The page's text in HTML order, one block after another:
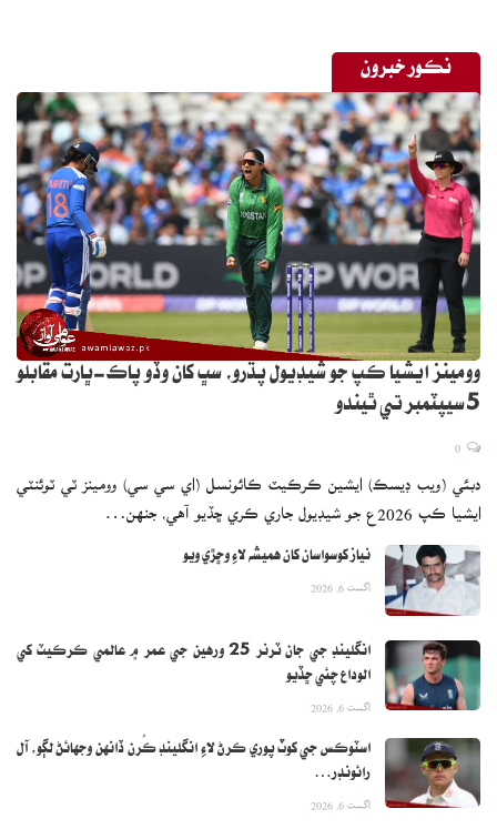
نڪور خبرون
وومينز ايشيا ڪپ جو شيڊيول پڌرو، سڀ کان وڏو پاڪ-ڀارت مقابلو
5 سيپٽمبر تي ٿيندو
دبئي (ويب ڊيسڪ) ايشين ڪرڪيٽ ڪائونسل (اي سي سي) وومينز ٽي ٽوئنٽي
ايشيا ڪپ 2026ع جو شيڊيول جاري ڪري ڇڏيو آهي، جنهن…
نياز کوسواسان کان هميشه لاءِ وڇڙي ويو
اگست 6, 2026
انگلينڊ جي جان ٽرنر 25 ورهين جي عمر ۾ عالمي ڪرڪيٽ کي
الوداع چئي ڇڏيو
اگست 6, 2026
اسٽوڪس جي کوٽ پوري ڪرڻ لاءِ انگلينڊ ڪُرن ڏانهن وجهائڻ لڳو، آل
رائونڊر…
اگست 6, 2026